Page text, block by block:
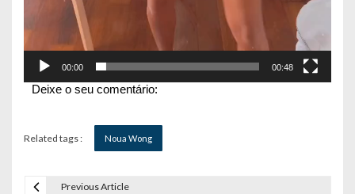
00:00 00:48
Deixe o seu comentário:
Related tags : Noua Wong
Previous Article